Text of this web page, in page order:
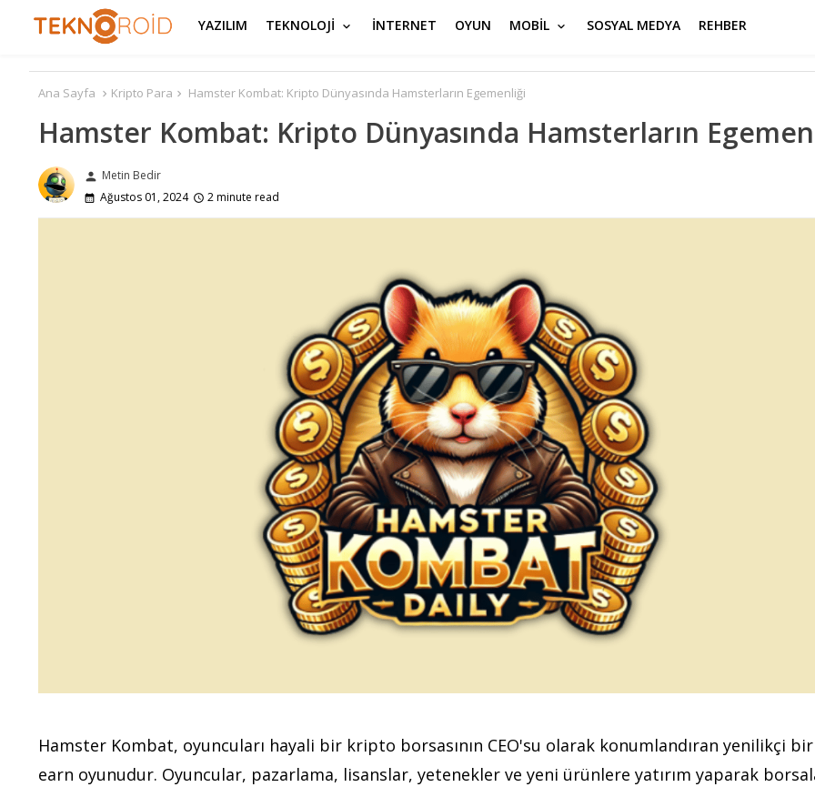
YAZILIM TEKNOLOJİ İNTERNET OYUN MOBİL SOSYAL MEDYA REHBER
Ana Sayfa Kripto Para Hamster Kombat: Kripto Dünyasında Hamsterların Egemenliği
Hamster Kombat: Kripto Dünyasında Hamsterların
person Metin Bedir
Ağustos 01, 2024
2 minute read
Hamster Kombat, oyuncuları hayali bir kripto borsasının CEO'su olarak konumlandıran yenilikçi
earn oyunudur. Oyuncular, pazarlama, lisanslar, yetenekler ve yeni ürünlere yatırım yaparak